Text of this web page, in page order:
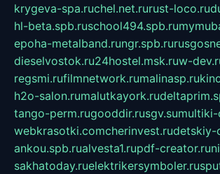
krygeva-spa.ruchel.net.rurust-loco.ru
hl-beta.spb.ruschool494.spb.ru
epoha-metalband.rungr.spb.ru
dieselvostok.ru24hostel.msk.ruw-
regsmi.rufilmnetwork.rumalinasp.ru
h2o-salon.rumalutkayork.ru
tango-perm.rugooddir.rusgv.sumultiki-
webkrasotki.comcherinvest.rudetskiy-
ankou.spb.rualvesta1.rupdf-creator.ru
sakhatoday.ruelektrikersymboler.ru